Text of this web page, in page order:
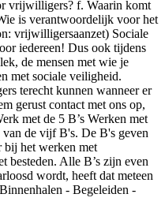
vrijwilligers? f. Waarin komt
is verantwoordelijk voor het
vrijwilligersaanzet) Sociale
iedereen! Dus ook tijdens
de mensen met wie je
met sociale veiligheid.
terecht kunnen wanneer er
gerust contact met ons op,
met de 5 B’s Werken met
de vijf B's. De B's geven
bij het werken met
besteden. Alle B’s zijn even
wordt, heeft dat meteen
- Begeleiden -